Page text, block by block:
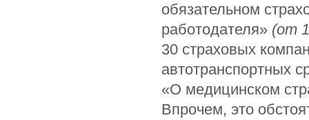
обязательном
работодателя» (от
30 страховых
автотранспортных
«О медицинском
Впрочем, это